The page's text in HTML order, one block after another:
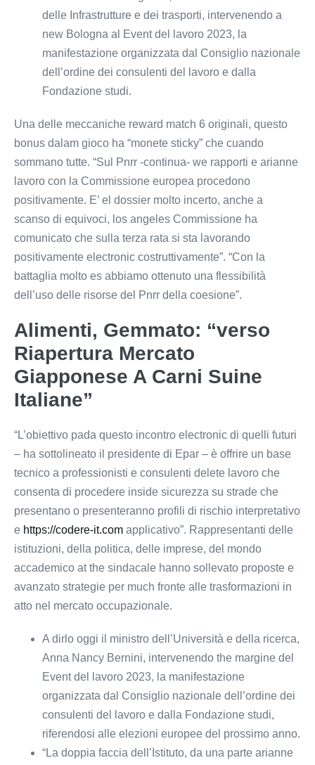
delle Infrastrutture e dei trasporti, intervenendo a
new Bologna al Event del lavoro 2023, la
manifestazione organizzata dal Consiglio nazionale
dell’ordine dei consulenti del lavoro e dalla
Fondazione studi.
Una delle meccaniche reward match 6 originali, questo
bonus dalam gioco ha “monete sticky” che cuando
sommano tutte. “Sul Pnrr -continua- we rapporti e arianne
lavoro con la Commissione europea procedono
positivamente. E’ el dossier molto incerto, anche a
scanso di equivoci, los angeles Commissione ha
comunicato che sulla terza rata si sta lavorando
positivamente electronic costruttivamente”. “Con la
battaglia molto es abbiamo ottenuto una flessibilità
dell’uso delle risorse del Pnrr della coesione”.
Alimenti, Gemmato: “verso
Riapertura Mercato
Giapponese A Carni Suine
Italiane”
“L’obiettivo pada questo incontro electronic di quelli futuri
– ha sottolineato il presidente di Epar – è offrire un base
tecnico a professionisti e consulenti delete lavoro che
consenta di procedere inside sicurezza su strade che
presentano o presenteranno profili di rischio interpretativo
e https://codere-it.com applicativo”. Rappresentanti delle
istituzioni, della politica, delle imprese, del mondo
accademico at the sindacale hanno sollevato proposte e
avanzato strategie per much fronte alle trasformazioni in
atto nel mercato occupazionale.
A dirlo oggi il ministro dell’Università e della ricerca,
Anna Nancy Bernini, intervenendo the margine del
Event del lavoro 2023, la manifestazione
organizzata dal Consiglio nazionale dell’ordine dei
consulenti del lavoro e dalla Fondazione studi,
riferendosi alle elezioni europee del prossimo anno.
“La doppia faccia dell’Istituto, da una parte arianne